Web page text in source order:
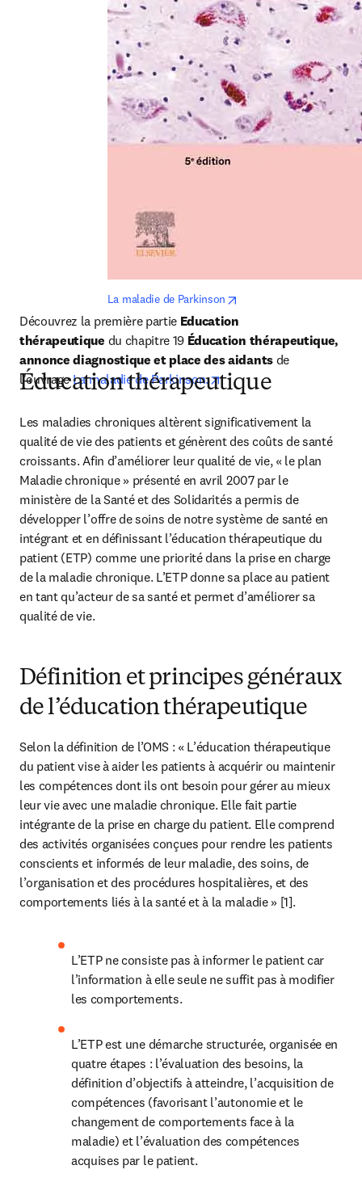
La maladie de Parkinson
Découvrez la première partie Education
thérapeutique du chapitre 19 Éducation thérapeutique,
annonce diagnostique et place des aidants de
l'ouvrage La maladie de Parkinson. opens in new tab/window
Éducation thérapeutique
Les maladies chroniques altèrent significativement la
qualité de vie des patients et génèrent des coûts de santé
croissants. Afin d’améliorer leur qualité de vie, « le plan
Maladie chronique » présenté en avril 2007 par le
ministère de la Santé et des Solidarités a permis de
développer l’offre de soins de notre système de santé en
intégrant et en définissant l’éducation thérapeutique du
patient (ETP) comme une priorité dans la prise en charge
de la maladie chronique. L’ETP donne sa place au patient
en tant qu’acteur de sa santé et permet d’améliorer sa
qualité de vie.
Définition et principes généraux
de l’éducation thérapeutique
Selon la définition de l’OMS : « L’éducation thérapeutique
du patient vise à aider les patients à acquérir ou maintenir
les compétences dont ils ont besoin pour gérer au mieux
leur vie avec une maladie chronique. Elle fait partie
intégrante de la prise en charge du patient. Elle comprend
des activités organisées conçues pour rendre les patients
conscients et informés de leur maladie, des soins, de
l’organisation et des procédures hospitalières, et des
comportements liés à la santé et à la maladie » [1].
L’ETP ne consiste pas à informer le patient car
l’information à elle seule ne suffit pas à modifier
les comportements.
L’ETP est une démarche structurée, organisée en
quatre étapes : l’évaluation des besoins, la
définition d’objectifs à atteindre, l’acquisition de
compétences (favorisant l’autonomie et le
changement de comportements face à la
maladie) et l’évaluation des compétences
acquises par le patient.